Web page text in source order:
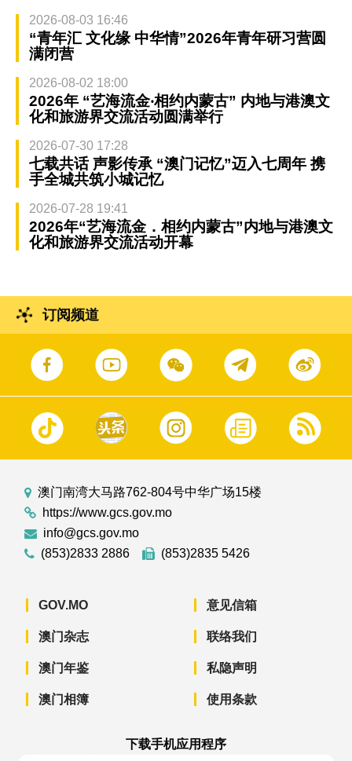
2026-08-03 16:46
“青年汇 文化缘 中华情”2026年青年研习营圆
满闭营
2026-08-02 18:00
2026年 “艺海流金‧相约内蒙古” 内地与港澳文
化和旅游界交流活动圆满举行
2026-07-30 17:28
七载共话 声影传承 “澳门记忆”迈入七周年 携
手全城共筑小城记忆
2026-07-28 19:41
2026年“艺海流金．相约内蒙古”内地与港澳文
化和旅游界交流活动开幕
订阅频道
澳门南湾大马路762-804号中华广场15楼
https://www.gcs.gov.mo
info@gcs.gov.mo
(853)2833 2886
(853)2835 5426
GOV.MO
澳门杂志
澳门年鉴
澳门相簿
意见信箱
联络我们
私隐声明
使用条款
下载手机应用程序